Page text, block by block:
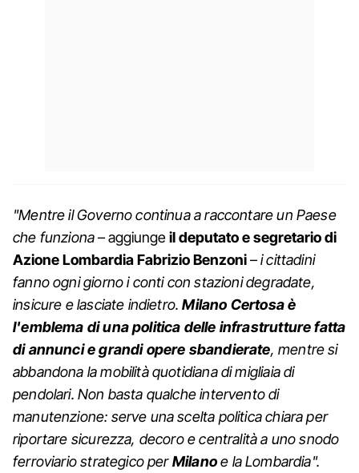
"Mentre il Governo continua a raccontare un Paese
che funziona– aggiungeil deputato e segretario di
Azione Lombardia Fabrizio Benzoni–i cittadini
fanno ogni giorno i conti con stazioni degradate,
insicure e lasciate indietro.Milano Certosa è
l'emblema di una politica delle infrastrutture fatta
di annunci e grandi opere sbandierate, mentre si
abbandona la mobilità quotidiana di migliaia di
pendolari. Non basta qualche intervento di
manutenzione: serve una scelta politica chiara per
riportare sicurezza, decoro e centralità a uno snodo
ferroviario strategico perMilanoe la Lombardia".